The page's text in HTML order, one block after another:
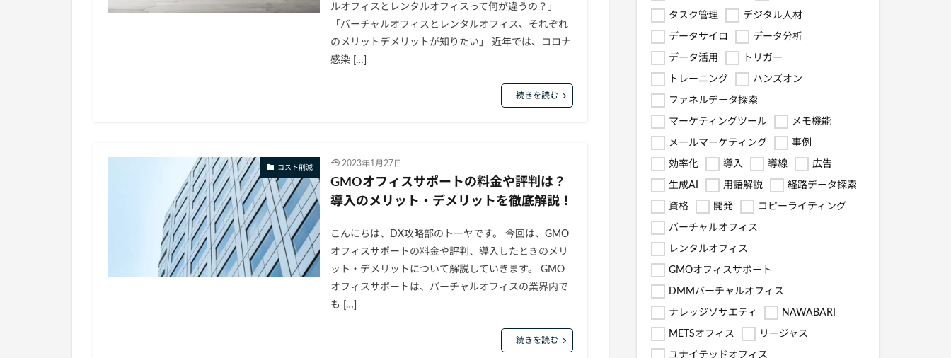
ルオフィスとレンタルオフィスって何が違うの？」
「バーチャルオフィスとレンタルオフィス、それぞれ
のメリットデメリットが知りたい」 近年では、コロナ
感染 […]
続きを読む
コスト削減 2023年1月27日
GMOオフィスサポートの料金や評判は？
導入のメリット・デメリットを徹底解説！
こんにちは、DX攻略部のトーヤです。 今回は、GMO
オフィスサポートの料金や評判、導入したときのメリ
ット・デメリットについて解説していきます。 GMO
オフィスサポートは、バーチャルオフィスの業界内で
も […]
続きを読む
タスク管理 デジタル人材
データサイロ データ分析
データ活用 トリガー
トレーニング ハンズオン
ファネルデータ探索
マーケティングツール メモ機能
メールマーケティング 事例
効率化 導入 導線 広告
生成AI 用語解説 経路データ探索
資格 開発 コピーライティング
バーチャルオフィス
レンタルオフィス
GMOオフィスサポート
DMMバーチャルオフィス
ナレッジソサエティ NAWABARI
METSオフィス リージャス
ユナイテッドオフィス